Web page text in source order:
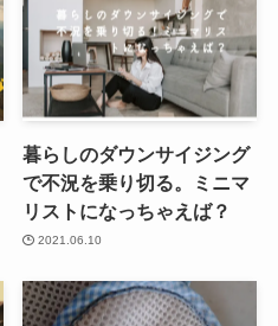
暮らしのダウンサイジング
で不況を乗り切る。ミニマ
リストになっちゃえば？
2021.06.10